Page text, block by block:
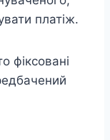
платіж.
фіксовані